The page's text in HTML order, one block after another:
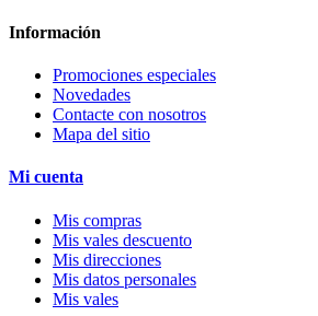
Información
Promociones especiales
Novedades
Contacte con nosotros
Mapa del sitio
Mi cuenta
Mis compras
Mis vales descuento
Mis direcciones
Mis datos personales
Mis vales